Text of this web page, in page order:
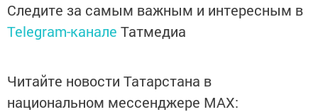
Следите за самым важным и интересным в
Telegram-канале Татмедиа
Читайте новости Татарстана в
национальном мессенджере MАХ: